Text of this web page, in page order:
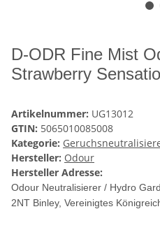
D-ODR Fine Mist
Strawberry
Artikelnummer: UG13012
GTIN: 5065010085008
Kategorie:
Hersteller: Odour
Hersteller Adresse:
Odour Neutralisierer / Hydro
2NT Binley, Vereinigtes